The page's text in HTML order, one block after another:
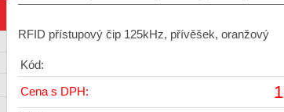
RFID přístupový čip 125kHz, přívěšek, oranžový
Kód:
Cena s DPH: